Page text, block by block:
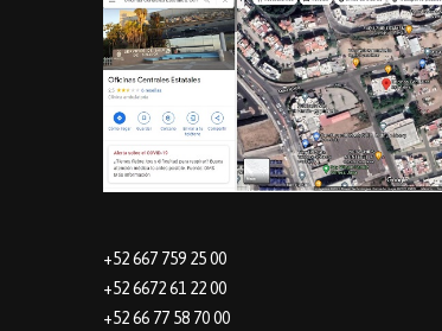
+52 667 759 25 00
+52 6672 61 22 00
+52 66 77 58 70 00